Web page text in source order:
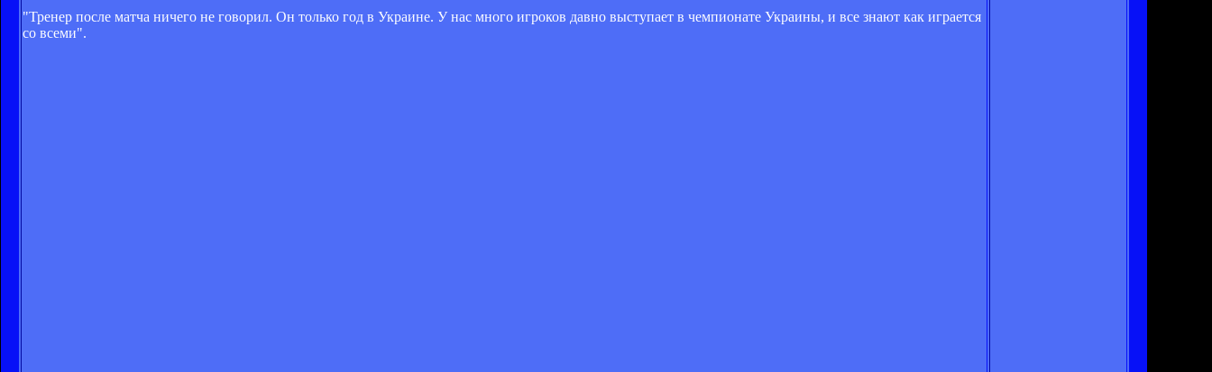
"Тренер после матча ничего не говорил. Он только год в Украине. У нас много игроков давно выступает в чемпионате Украины, и все знают как играется
со всеми".